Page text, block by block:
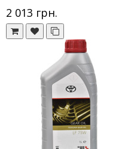
2 013 грн.